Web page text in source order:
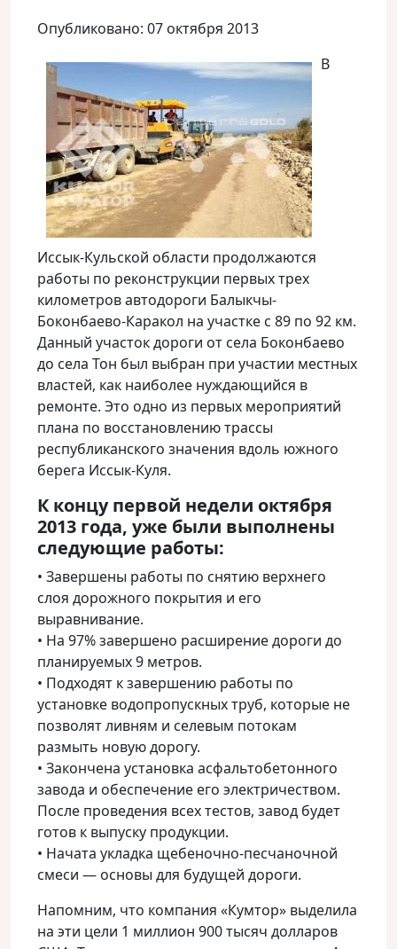
Опубликовано: 07 октября 2013
В
Иссык-Кульской области продолжаются
работы по реконструкции первых трех
километров автодороги Балыкчы-
Боконбаево-Каракол на участке с 89 по 92 км.
Данный участок дороги от села Боконбаево
до села Тон был выбран при участии местных
властей, как наиболее нуждающийся в
ремонте. Это одно из первых мероприятий
плана по восстановлению трассы
республиканского значения вдоль южного
берега Иссык-Куля.
К концу первой недели октября
2013 года, уже были выполнены
следующие работы:
• Завершены работы по снятию верхнего
слоя дорожного покрытия и его
выравнивание.
• На 97% завершено расширение дороги до
планируемых 9 метров.
• Подходят к завершению работы по
установке водопропускных труб, которые не
позволят ливням и селевым потокам
размыть новую дорогу.
• Закончена установка асфальтобетонного
завода и обеспечение его электричеством.
После проведения всех тестов, завод будет
готов к выпуску продукции.
• Начата укладка щебеночно-песчаночной
смеси — основы для будущей дороги.
Напомним, что компания «Кумтор» выделила
на эти цели 1 миллион 900 тысяч долларов